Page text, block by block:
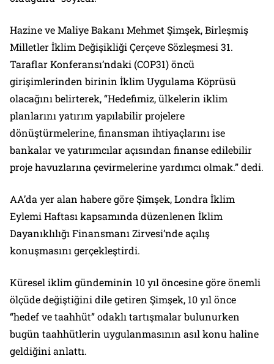
Hazine ve Maliye Bakanı Mehmet Şimşek, Birleşmiş
Milletler İklim Değişikliği Çerçeve Sözleşmesi 31.
Taraflar Konferansı’ndaki (COP31) öncü
girişimlerinden birinin İklim Uygulama Köprüsü
olacağını belirterek, “Hedefimiz, ülkelerin iklim
planlarını yatırım yapılabilir projelere
dönüştürmelerine, finansman ihtiyaçlarını ise
bankalar ve yatırımcılar açısından finanse edilebilir
proje havuzlarına çevirmelerine yardımcı olmak.” dedi.
AA’da yer alan habere göre Şimşek, Londra İklim
Eylemi Haftası kapsamında düzenlenen İklim
Dayanıklılığı Finansmanı Zirvesi’nde açılış
konuşmasını gerçekleştirdi.
Küresel iklim gündeminin 10 yıl öncesine göre önemli
ölçüde değiştiğini dile getiren Şimşek, 10 yıl önce
“hedef ve taahhüt” odaklı tartışmalar bulunurken
bugün taahhütlerin uygulanmasının asıl konu haline
geldiğini anlattı.